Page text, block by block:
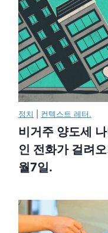
정치 컨텍스트 레터.
비거주 양도세
인 전화가 걸려
월7일.